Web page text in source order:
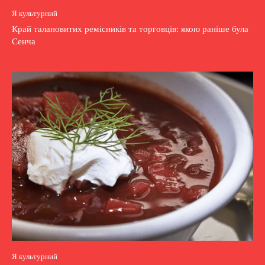
Я культурний
Край талановитих ремісників та торговців: якою раніше була
Сенча
Я культурний